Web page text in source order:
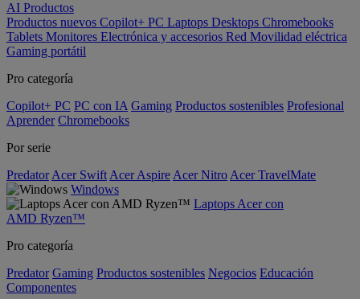
AI Productos
Productos nuevos Copilot+ PC Laptops Desktops Chromebooks
Tablets Monitores Electrónica y accesorios Red Movilidad eléctrica
Gaming portátil
Pro categoría
Copilot+ PC PC con IA Gaming Productos sostenibles Profesional
Aprender Chromebooks
Por serie
Predator Acer Swift Acer Aspire Acer Nitro Acer TravelMate
Windows
Laptops Acer con
AMD Ryzen™
Pro categoría
Predator Gaming Productos sostenibles Negocios Educación
Componentes